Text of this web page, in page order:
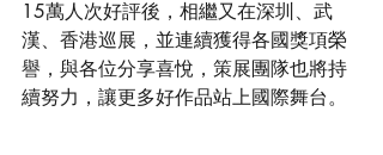
15萬人次好評後，相繼又在深圳、武
漢、香港巡展，並連續獲得各國獎項榮
譽，與各位分享喜悅，策展團隊也將持
續努力，讓更多好作品站上國際舞台。